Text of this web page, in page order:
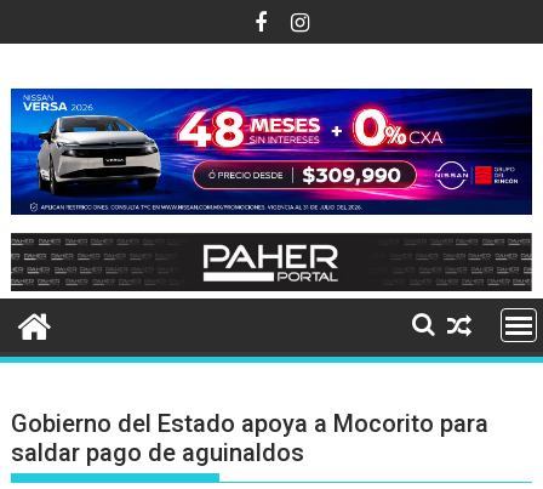
al
Gobierno del Estado apoya a Mocorito para
saldar pago de aguinaldos